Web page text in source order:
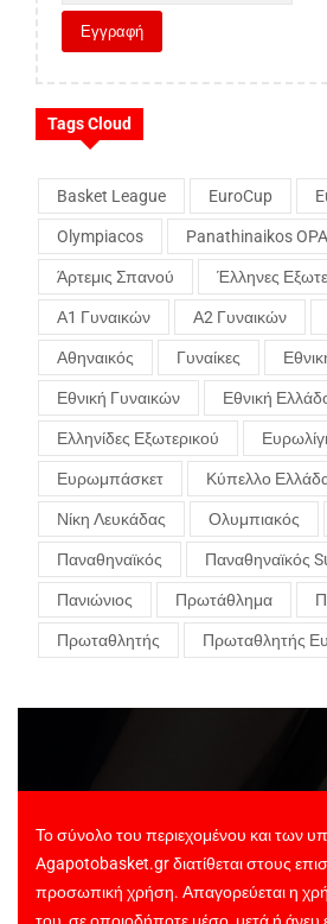
Tags Cloud
Basket League EuroCup
Olympiacos Panathinaikos
Άρτεμις Σπανού Έλληνες
Α1 Γυναικών Α2 Γυναικών
Αθηναικός Γυναίκες
Εθνική Γυναικών Εθνική
Ελληνίδες Εξωτερικού
Ευρωμπάσκετ Κύπελλο
Νίκη Λευκάδας Ολυμπιακός
Παναθηναϊκός Παναθηναϊκός
Πανιώνιος Πρωτάθλημα
Πρωταθλητής Πρωταθλητής
Το σύνολο του περιεχομένου και των
Agapotobasket.gr διατίθεται στους
προσωπική χρήση. Απαγορεύεται η
του, σε οποιοδήποτε μέσο, μετά ή άνευ